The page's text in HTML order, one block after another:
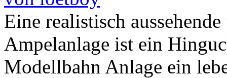
Eine realistisch
Ampelanlage ist ein
Modellbahn Anlage ein